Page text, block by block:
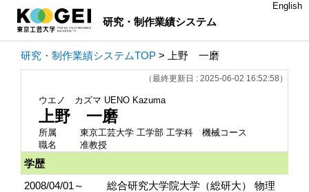
研究・制作業績システム
English
研究・制作業績システムTOP > 上野 一磨
（最終更新日 : 2025-06-02 16:52:58）
ウエノ カズマ UENO Kazuma
上野 一磨
所属
東京工芸大学 工学部 工学科 機械コース
職名
准教授
学歴
2008/04/01～
総合研究大学院大学（総研大） 物理